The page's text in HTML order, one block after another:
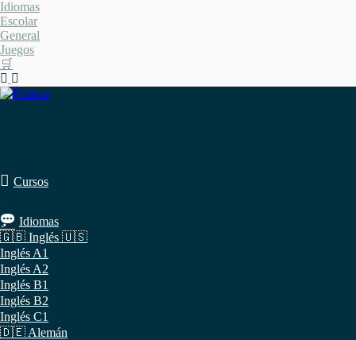
Saltar
al
contenido
Idiomas
Escolar
General
Juegos
🛒
Cursos
Idiomas
🇬🇧 Inglés 🇺🇸
Inglés A1
Inglés A2
Inglés B1
Inglés B2
Inglés C1
🇩🇪 Alemán